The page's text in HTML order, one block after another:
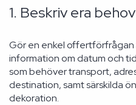
1. Beskriv era behov
Gör en enkel offertförfrågan
information om datum och
som behöver transport,
destination, samt särskilda
dekoration.